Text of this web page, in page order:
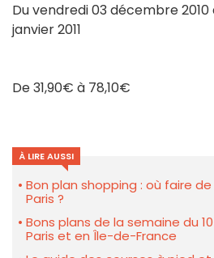
Du vendredi 03 décembre
janvier 2011
De 31,90€ à 78,10€
À LIRE AUSSI
Bon plan shopping : où faire
Paris ?
Bons plans de la semaine du
Paris et en Île-de-France